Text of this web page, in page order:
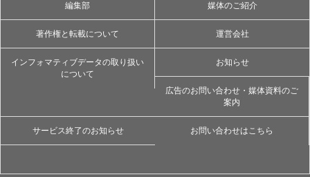
編集部 媒体のご紹介
著作権と転載について 運営会社
インフォマティブデータの取り扱い
について
お知らせ
広告のお問い合わせ・媒体資料のご
案内
サービス終了のお知らせ お問い合わせはこちら